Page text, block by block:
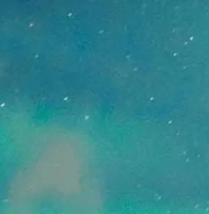
[!% } %]